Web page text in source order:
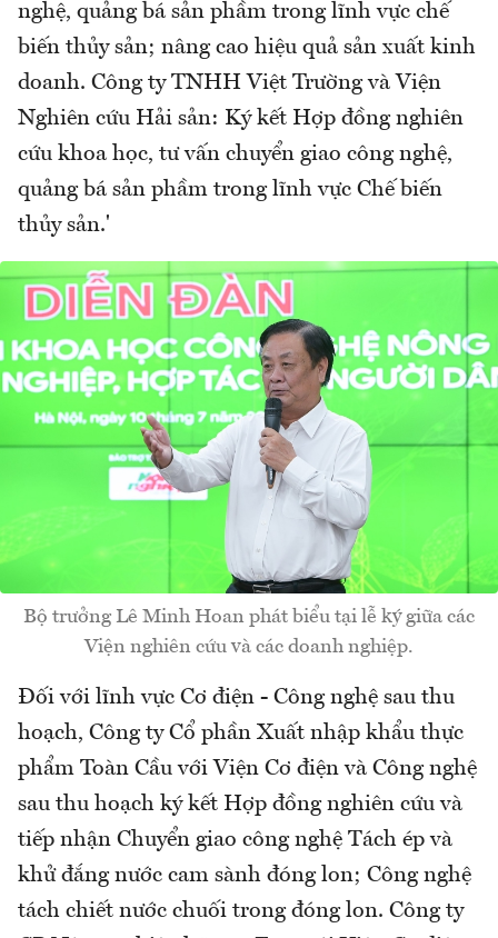
nghệ, quảng bá sản phầm trong lĩnh vực chế
biến thủy sản; nâng cao hiệu quả sản xuất kinh
doanh. Công ty TNHH Việt Trường và Viện
Nghiên cứu Hải sản: Ký kết Hợp đồng nghiên
cứu khoa học, tư vấn chuyển giao công nghệ,
quảng bá sản phầm trong lĩnh vực Chế biến
thủy sản.'
Bộ trưởng Lê Minh Hoan phát biểu tại lễ ký giữa các
Viện nghiên cứu và các doanh nghiệp.
Đối với lĩnh vực Cơ điện - Công nghệ sau thu
hoạch, Công ty Cổ phần Xuất nhập khẩu thực
phẩm Toàn Cầu với Viện Cơ điện và Công nghệ
sau thu hoạch ký kết Hợp đồng nghiên cứu và
tiếp nhận Chuyển giao công nghệ Tách ép và
khử đắng nước cam sành đóng lon; Công nghệ
tách chiết nước chuối trong đóng lon. Công ty